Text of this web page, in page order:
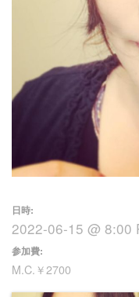
日時:
2022-06-15 @ 8:00
参加費:
M.C.￥2700